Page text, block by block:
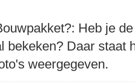
Heb je
bekeken? Daar staat
weergegeven.